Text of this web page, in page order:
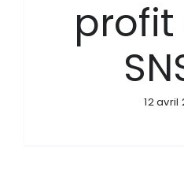
profit
12 avril